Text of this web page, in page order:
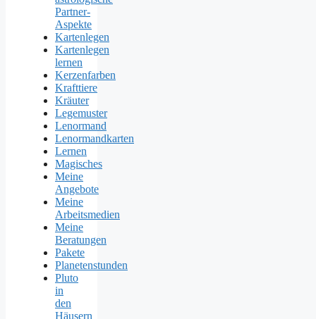
Partner-
Aspekte
Kartenlegen
Kartenlegen
lernen
Kerzenfarben
Krafttiere
Kräuter
Legemuster
Lenormand
Lenormandkarten
Lernen
Magisches
Meine
Angebote
Meine
Arbeitsmedien
Meine
Beratungen
Pakete
Planetenstunden
Pluto
in
den
Häusern